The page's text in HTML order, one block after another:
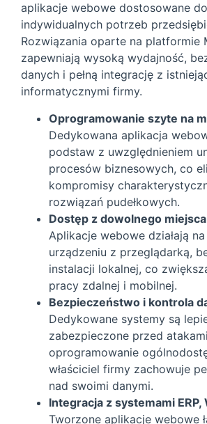
aplikacje webowe dostosowane do
indywidualnych potrzeb
Rozwiązania oparte na platformie
zapewniają wysoką wydajność,
danych i pełną integrację z
informatycznymi firmy.
Oprogramowanie szyte na
Dedykowana aplikacja
podstaw z uwzględnieniem
procesów biznesowych, co
kompromisy
rozwiązań pudełkowych.
Dostęp z dowolnego
Aplikacje webowe działają
urządzeniu z przeglądarką,
instalacji lokalnej, co
pracy zdalnej i mobilnej.
Bezpieczeństwo i kontrola
Dedykowane systemy są
zabezpieczone przed
oprogramowanie
właściciel firmy zachowuje
nad swoimi danymi.
Integracja z systemami ERP,
Tworzone aplikacje webowe